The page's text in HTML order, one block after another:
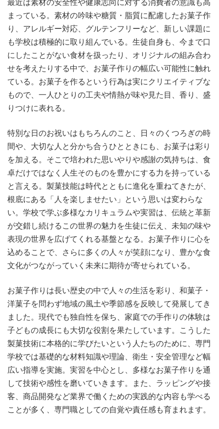
最近は素材の安全性や健康志向に対する消費者の意識も高
まっている。素材の吟味や糖質・脂質に配慮したお菓子作
り、アレルギー対応、グルテンフリーなど、新しい課題に
も学校は積極的に取り組んでいる。生徒自身も、今まで口
にしたことがない食材を扱ったり、オリジナルの組み合わ
せを考えたりする中で、お菓子作りの幅広い可能性に触れ
ている。お菓子を作るという行為は実にクリエイティブな
もので、一人ひとりの工夫や情熱が味や見た目、香り、盛
りつけに表れる。
特別な日のお祝いはもちろんのこと、日々のくつろぎの時
間や、大切な人と分かち合うひとときにも、お菓子は彩り
を加える。そこで培われた思いやりや感謝の気持ちは、食
卓だけではなく人生そのものを豊かにする力を持っている
と言える。製菓技能は時代とともに進化を重ねてきたが、
根底にある「人を楽しませたい」という思いは変わらな
い。学校で学ぶ多様なカリキュラムや実習は、伝統と革新
が交錯し続けるこの世界の魅力を生徒に伝え、未知の味や
表現の世界を広げてくれる基盤となる。お菓子作りに心を
込めることで、さらに多くの人々が笑顔になり、豊かな食
文化がつながっていく未来に期待が寄せられている。
お菓子作りは長い歴史の中で人々の生活を彩り、和菓子・
洋菓子を問わず地域の風土や季節感を反映して発展してき
ました。現代でも独自性を保ち、家庭での手作りの体験は
子どもの成長にも大切な役割を果たしています。こうした
製菓技術に本格的に学びたいという人たちのために、専門
学校では基礎的な材料知識や理論、衛生・安全管理など幅
広い指導を実施。実習を中心とし、多様なお菓子作りを通
して技術や感性を磨いていきます。また、ラッピングや接
客、商品開発など業界で働くための実践的な内容も学べる
ことが多く、専門職としての自覚や責任感も育まれます。